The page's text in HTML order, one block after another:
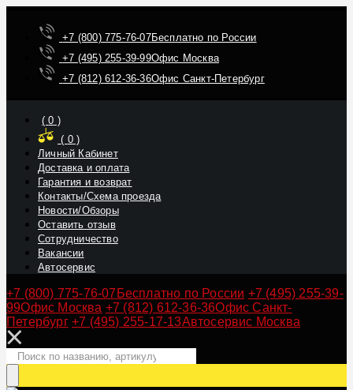
+7 (800) 775-76-07Бесплатно по России
+7 (495) 255-39-99Офис Москва
+7 (812) 612-36-36Офис Санкт-Петербург
(0 )
( 0)
Личный Кабинет
Доставка и оплата
Гарантия и возврат
Контакты/Схема проезда
Новости/Обзоры
Оставить отзыв
Сотрудничество
Вакансии
Автосервис
+7 (800) 775-76-07 Бесплатно по России +7 (495) 255-39-
99Офис Москва +7 (812) 612-36-36Офис Санкт-
Петербург +7 (495) 255-17-13Автосервис Москва